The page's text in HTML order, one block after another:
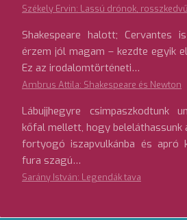
Székely Ervin: Lassú drónok,
Shakespeare halott;
érzem jól magam – kezdte egyik
Ez az irodalomtörténeti…
Ambrus Attila: Shakespeare és Newton
Lábujjhegyre csimpaszkodtunk
kőfal mellett, hogy beleláthassunk
fortyogó iszapvulkánba és apró
fura szagú…
Sarány István: Legendák tava